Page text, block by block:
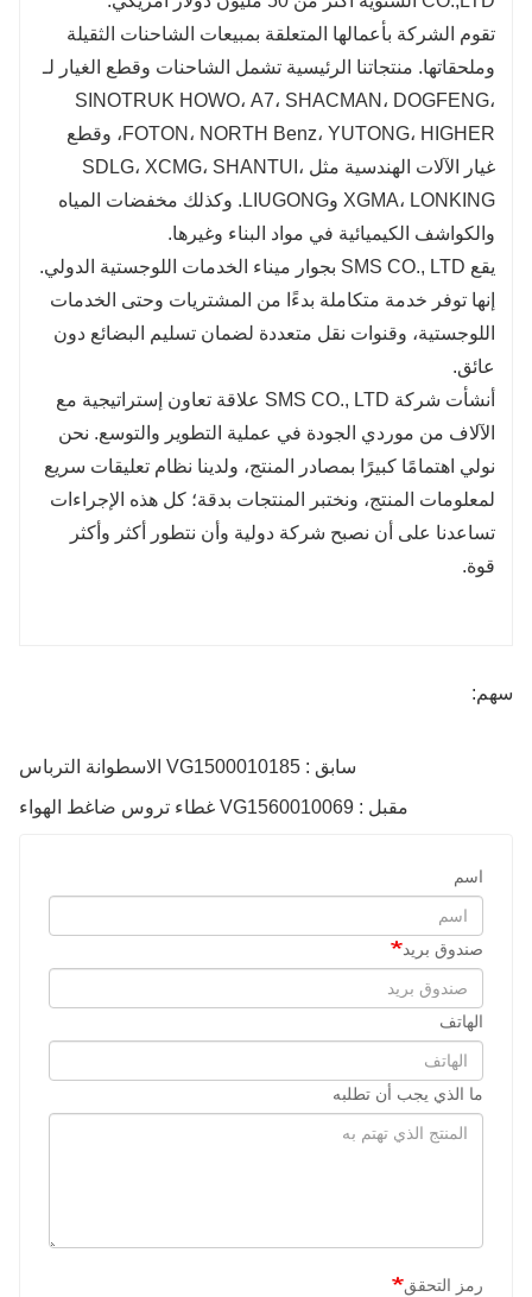
تقوم الشركة بأعمالها المتعلقة بمبيعات الشاحنات الثقيلة
وملحقاتها. منتجاتنا الرئيسية تشمل الشاحنات وقطع الغيار لـ
SINOTRUK HOWO، A7، SHACMAN، DOGFENG،
FOTON، NORTH Benz، YUTONG، HIGHER، وقطع
غيار الآلات الهندسية مثل SDLG، XCMG، SHANTUI،
XGMA، LONKING وLIUGONG. وكذلك مخفضات المياه
والكواشف الكيميائية في مواد البناء وغيرها.
يقع SMS CO., LTD بجوار ميناء الخدمات اللوجستية الدولي.
إنها توفر خدمة متكاملة بدءًا من المشتريات وحتى الخدمات
اللوجستية، وقنوات نقل متعددة لضمان تسليم البضائع دون
عائق.
أنشأت شركة SMS CO., LTD علاقة تعاون إستراتيجية مع
الآلاف من موردي الجودة في عملية التطوير والتوسع. نحن
نولي اهتمامًا كبيرًا بمصادر المنتج، ولدينا نظام تعليقات سريع
لمعلومات المنتج، ونختبر المنتجات بدقة؛ كل هذه الإجراءات
تساعدنا على أن نصبح شركة دولية وأن نتطور أكثر وأكثر
قوة.
سهم:
سابق : VG1500010185 الاسطوانة الترباس
مقبل : VG1560010069 غطاء تروس ضاغط الهواء
اسم
صندوق بريد
الهاتف
ما الذي يجب أن تطلبه
رمز التحقق